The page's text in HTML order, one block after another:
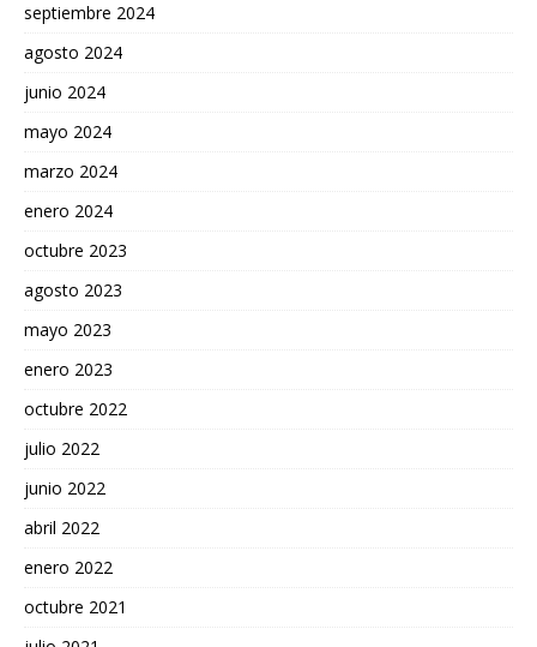
septiembre 2024
agosto 2024
junio 2024
mayo 2024
marzo 2024
enero 2024
octubre 2023
agosto 2023
mayo 2023
enero 2023
octubre 2022
julio 2022
junio 2022
abril 2022
enero 2022
octubre 2021